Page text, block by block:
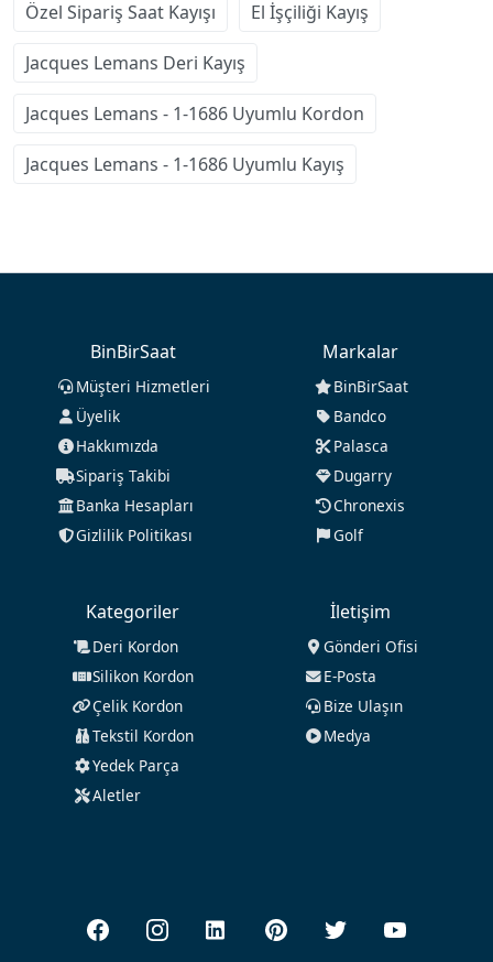
Özel Sipariş Saat Kayışı El İşçiliği Kayış
Jacques Lemans Deri Kayış
Jacques Lemans - 1-1686 Uyumlu Kordon
Jacques Lemans - 1-1686 Uyumlu Kayış
BinBirSaat
Müşteri Hizmetleri
Üyelik
Hakkımızda
Sipariş Takibi
Banka Hesapları
Gizlilik Politikası
Markalar
BinBirSaat
Bandco
Palasca
Dugarry
Chronexis
Golf
Kategoriler
Deri Kordon
Silikon Kordon
Çelik Kordon
Tekstil Kordon
Yedek Parça
Aletler
İletişim
Gönderi Ofisi
E-Posta
Bize Ulaşın
Medya